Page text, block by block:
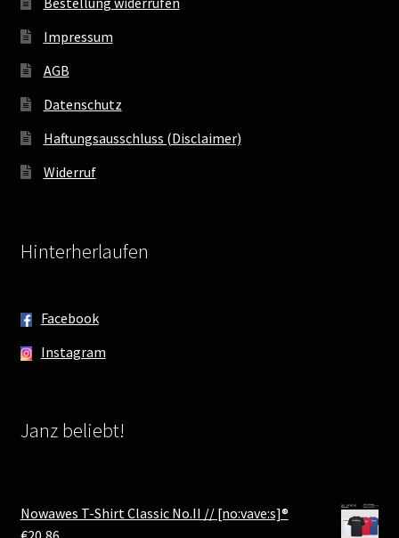
Impressum
AGB
Datenschutz
Haftungsausschluss (Disclaimer)
Widerruf
Hinterherlaufen
Facebook
Instagram
Janz beliebt!
Nowawes T-Shirt Classic No.II // [no:vave:s]®